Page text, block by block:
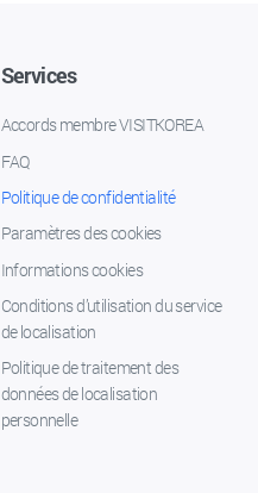
Services
Accords membre VISITKOREA
FAQ
Politique de confidentialité
Paramètres des cookies
Informations cookies
Conditions d’utilisation du service
de localisation
Politique de traitement des
données de localisation
personnelle